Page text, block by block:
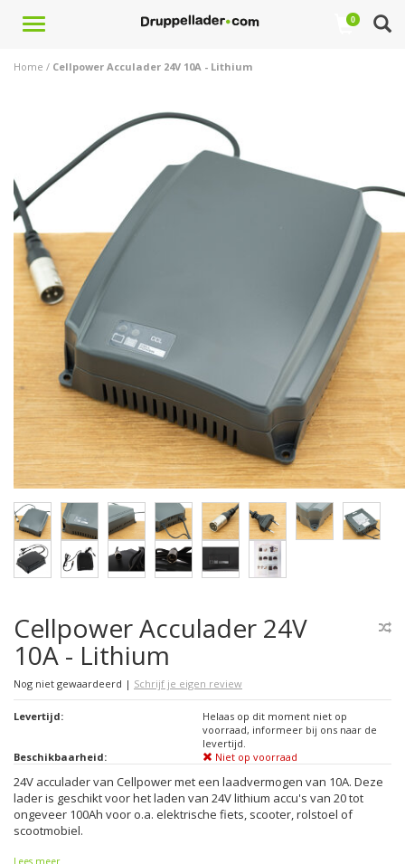
Toggle
0
Home / Cellpower Acculader 24V 10A - Lithium
Cellpower Acculader 24V
10A - Lithium
Nog niet gewaardeerd | Schrijf je eigen review
Levertijd:
Helaas op dit moment niet op
voorraad, informeer bij ons naar de
levertijd.
Beschikbaarheid:
Niet op voorraad
24V acculader van Cellpower met een laadvermogen van 10A. Deze
lader is geschikt voor het laden van 24V lithium accu's van 20 tot
ongeveer 100Ah voor o.a. elektrische fiets, scooter, rolstoel of
scootmobiel.
Lees meer